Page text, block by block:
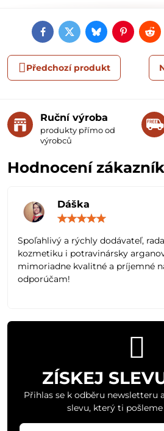
FacebookTwitterBlueskyPinterest
Předchozí produkt
Ruční výroba
produkty přímo od
výrobců
Hodnocení
Dáška
5
Spoľahlivý a rýchly dodávateľ,
kozmetiku i potravinársky
mimoriadne kvalitné a príjemné
odporúčam!
ZÍSKEJ
Přihlas se k odběru newsletteru
slevu, který ti